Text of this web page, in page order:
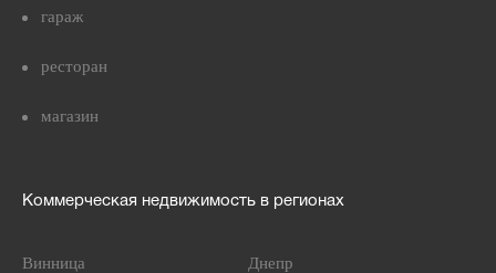
гараж
ресторан
магазин
Коммерческая недвижимость в регионах
Винница
Днепр